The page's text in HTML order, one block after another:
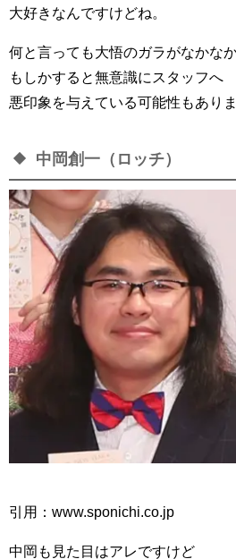
大好きなんですけどね。
何と言っても大悟のガラがなかな
もしかすると無意識にスタッフへ
悪印象を与えている可能性もありま
中岡創一（ロッチ）
引用：www.sponichi.co.jp
中岡も見た目はアレですけど